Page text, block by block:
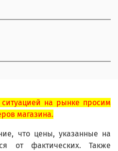
на рынке просим
магазина.
что цены, указанные на
от фактических. Также